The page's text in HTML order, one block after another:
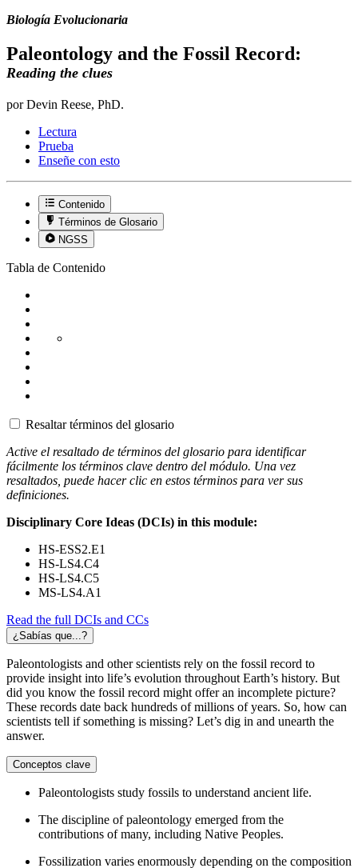
Biología Evolucionaria
Paleontology and the Fossil Record:
Reading the clues
por Devin Reese, PhD.
Lectura
Prueba
Enseñe con esto
Contenido
Términos de Glosario
NGSS
Tabla de Contenido
Resaltar términos del glosario
Active el resaltado de términos del glosario para identificar
fácilmente los términos clave dentro del módulo. Una vez
resaltados, puede hacer clic en estos términos para ver sus
definiciones.
Disciplinary Core Ideas (DCIs) in this module:
HS-ESS2.E1
HS-LS4.C4
HS-LS4.C5
MS-LS4.A1
Read the full DCIs and CCs
¿Sabías que...?
Paleontologists and other scientists rely on the fossil record to
provide insight into life’s evolution throughout Earth’s history. But
did you know the fossil record might offer an incomplete picture?
These records date back hundreds of millions of years. So, how can
scientists tell if something is missing? Let’s dig in and unearth the
answer.
Conceptos clave
Paleontologists study fossils to understand ancient life.
The discipline of paleontology emerged from the
contributions of many, including Native Peoples.
Fossilization varies enormously depending on the composition